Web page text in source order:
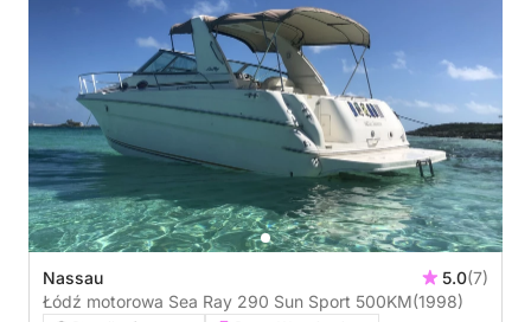
Nassau 5.0(7)
Łódź motorowa Sea Ray 290 Sun Sport 500KM(1998)